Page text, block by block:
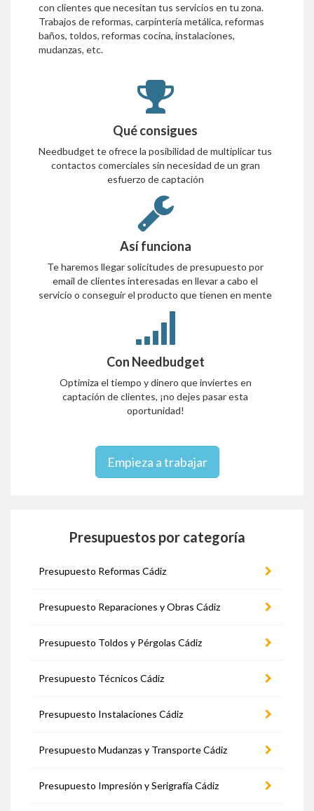
con clientes que necesitan tus servicios en tu zona.
Trabajos de reformas, carpíntería metálica, reformas
baños, toldos, reformas cocina, instalaciones,
mudanzas, etc.
Qué consigues
Needbudget te ofrece la posibilidad de multiplicar tus
contactos comerciales sin necesidad de un gran
esfuerzo de captación
Así funciona
Te haremos llegar solicitudes de presupuesto por
email de clientes interesadas en llevar a cabo el
servicio o conseguir el producto que tienen en mente
Con Needbudget
Optimiza el tiempo y dinero que inviertes en
captación de clientes, ¡no dejes pasar esta
oportunidad!
Empieza a trabajar
Presupuestos por categoría
Presupuesto Reformas Cádiz
Presupuesto Reparaciones y Obras Cádiz
Presupuesto Toldos y Pérgolas Cádiz
Presupuesto Técnicos Cádiz
Presupuesto Instalaciones Cádiz
Presupuesto Mudanzas y Transporte Cádiz
Presupuesto Impresión y Serigrafía Cádiz